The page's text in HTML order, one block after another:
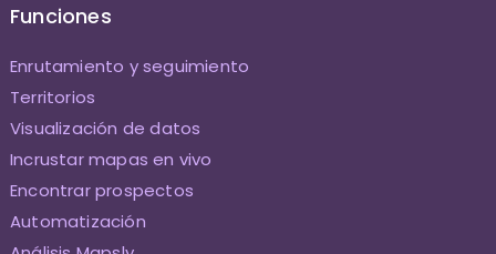
Funciones
Enrutamiento y seguimiento
Territorios
Visualización de datos
Incrustar mapas en vivo
Encontrar prospectos
Automatización